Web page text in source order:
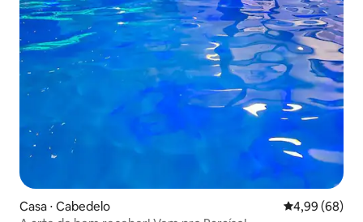
Casa ⋅ Cabedelo 4,99 de uma
4,99 (68)